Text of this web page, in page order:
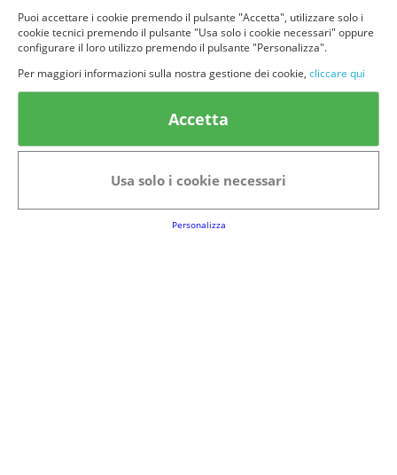
Categorie in evidenza
Alimenti e bevande
Senior
Puoi accettare i cookie premendo il pulsante "Accetta", utilizzare solo i
cookie tecnici premendo il pulsante "Usa solo i cookie necessari" oppure
configurare il loro utilizzo premendo il pulsante "Personalizza".
Per maggiori informazioni sulla nostra gestione dei cookie, cliccare qui
Accetta
Usa solo i cookie necessari
Personalizza